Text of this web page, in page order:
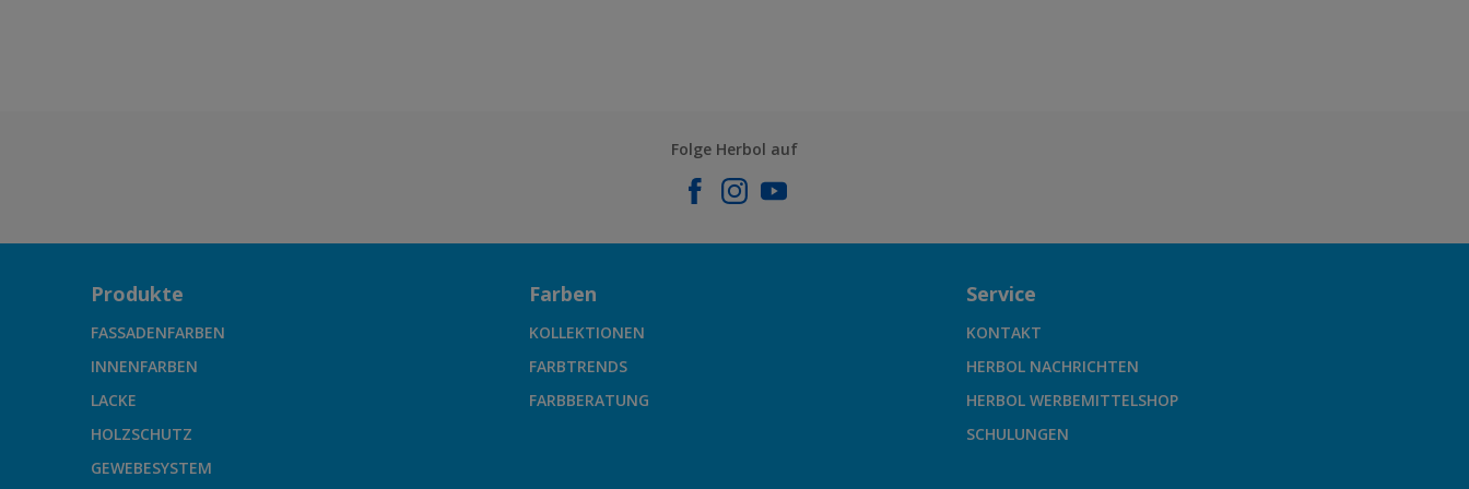
Folge Herbol auf
Produkte
FASSADENFARBEN
INNENFARBEN
LACKE
HOLZSCHUTZ
GEWEBESYSTEM
Farben
KOLLEKTIONEN
FARBTRENDS
FARBBERATUNG
Service
KONTAKT
HERBOL NACHRICHTEN
HERBOL WERBEMITTELSHOP
SCHULUNGEN